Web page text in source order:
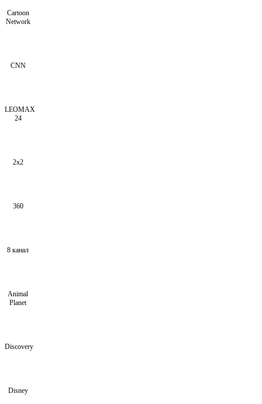
Cartoon
Network
CNN
LEOMAX
24
2x2
360
8 канал
Animal
Planet
Discovery
Disney